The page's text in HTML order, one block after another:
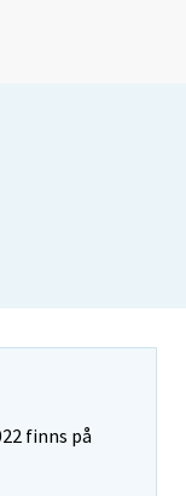
finns på